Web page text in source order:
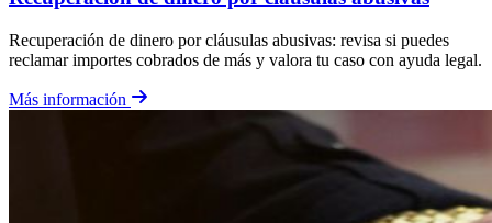
Recuperación de dinero por cláusulas abusivas: revisa si puedes
reclamar importes cobrados de más y valora tu caso con ayuda legal.
Más información